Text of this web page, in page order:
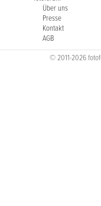
Über uns
Presse
Kontakt
AGB
© 2011-2026